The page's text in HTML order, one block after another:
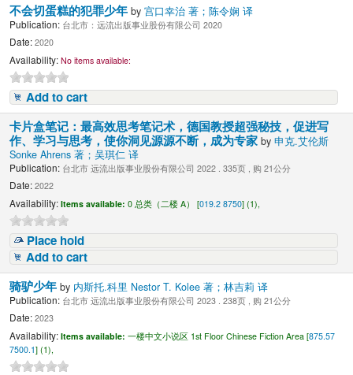
不会切蛋糕的犯罪少年by宫口幸治 著；陈令娴 译
Publication: 台北市：远流出版事业股份有限公司 2020
Date: 2020
Availability: No items available:
Add to cart
卡片盒笔记：最高效思考笔记术，德国教授超强秘技，促进写
作、学习与思考，使你洞见源源不断，成为专家by申克.艾伦斯
Sonke Ahrens 著；吴琪仁 译
Publication: 台北市 远流出版事业股份有限公司 2022 . 335页 , 购 21公分
Date: 2022
Availability: Items available: 0 总类（二楼 A） [019.2 8750] (1),
Place hold
Add to cart
骑驴少年by 内斯托.科里 Nestor T. Kolee 著；林吉莉 译
Publication: 台北市 远流出版事业股份有限公司 2023 . 238页 , 购 21公分
Date: 2023
Availability: Items available: 一楼中文小说区 1st Floor Chinese Fiction Area [875.57
7500.1] (1),